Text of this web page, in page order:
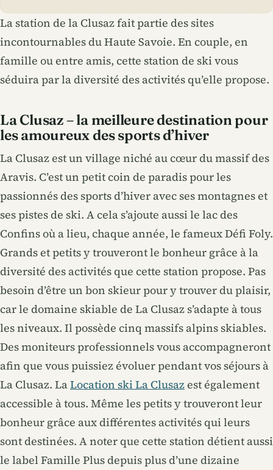
La station de la Clusaz fait partie des sites
incontournables du Haute Savoie. En couple, en
famille ou entre amis, cette station de ski vous
séduira par la diversité des activités qu’elle propose.
La Clusaz – la meilleure destination pour
les amoureux des sports d’hiver
La Clusaz est un village niché au cœur du massif des
Aravis. C’est un petit coin de paradis pour les
passionnés des sports d’hiver avec ses montagnes et
ses pistes de ski. A cela s’ajoute aussi le lac des
Confins où a lieu, chaque année, le fameux Défi Foly.
Grands et petits y trouveront le bonheur grâce à la
diversité des activités que cette station propose. Pas
besoin d’être un bon skieur pour y trouver du plaisir,
car le domaine skiable de La Clusaz s’adapte à tous
les niveaux. Il possède cinq massifs alpins skiables.
Des moniteurs professionnels vous accompagneront
afin que vous puissiez évoluer pendant vos séjours à
La Clusaz. LaLocation ski La Clusazest également
accessible à tous. Même les petits y trouveront leur
bonheur grâce aux différentes activités qui leurs
sont destinées. A noter que cette station détient aussi
le label Famille Plus depuis plus d’une dizaine